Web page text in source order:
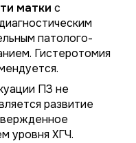
матки с
патолого-
Гистеротомия
ПЗ не
развитие
уровня ХГЧ.